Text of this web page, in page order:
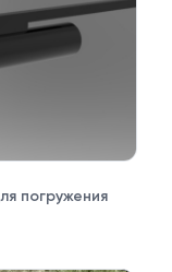
погружения